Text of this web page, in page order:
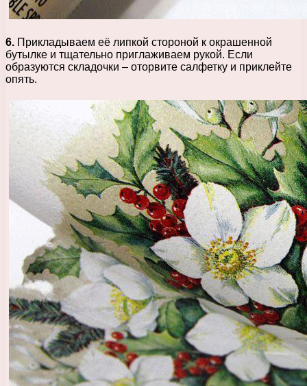
6. Прикладываем её липкой стороной к окрашенной
бутылке и тщательно приглаживаем рукой. Если
образуются складочки – оторвите салфетку и приклейте
опять.